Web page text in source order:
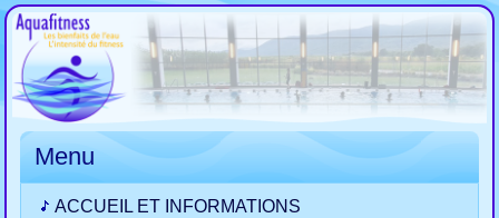
Menu
ACCUEIL ET INFORMATIONS